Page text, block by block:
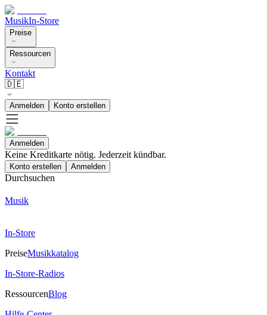
MusikIn-Store
Preise
Ressourcen
Kontakt
🇩🇪
Anmelden Konto erstellen
Anmelden
Keine Kreditkarte nötig. Jederzeit kündbar.
Konto erstellen Anmelden
Durchsuchen
Musik
In-Store
PreiseMusikkatalog
In-Store-Radios
RessourcenBlog